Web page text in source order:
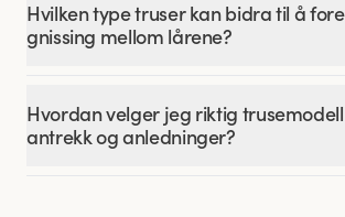
Hvilken type truser kan bidra til å
gnissing mellom lårene?
Hvordan velger jeg riktig
antrekk og anledninger?